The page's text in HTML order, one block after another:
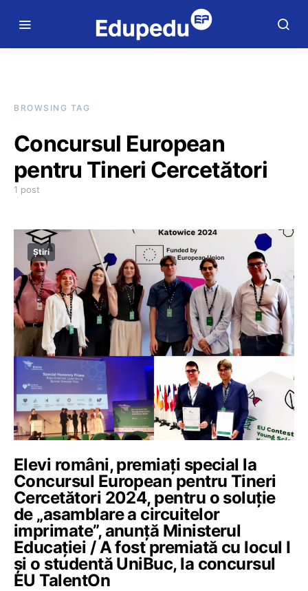
BROWSING TAG
Concursul European
pentru Tineri Cercetători
1 post
Știri
Elevi români, premiați special la
Concursul European pentru Tineri
Cercetători 2024, pentru o soluție
de „asamblare a circuitelor
imprimate”, anunță Ministerul
Educației / A fost premiată cu locul I
și o studentă UniBuc, la concursul
EU TalentOn